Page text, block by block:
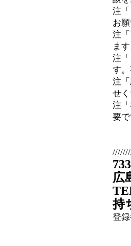
注
お
注
ま
注
す
注
せく
注
要
広
持
登